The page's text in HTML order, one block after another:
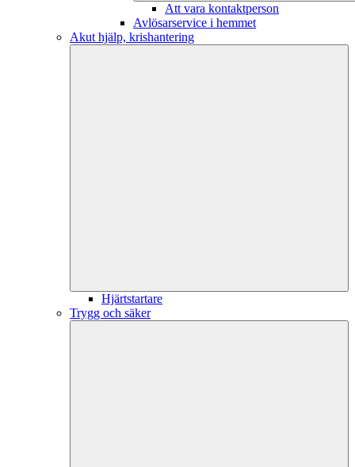
Att vara kontaktperson
Avlösarservice i hemmet
Akut hjälp, krishantering
Hjärtstartare
Trygg och säker